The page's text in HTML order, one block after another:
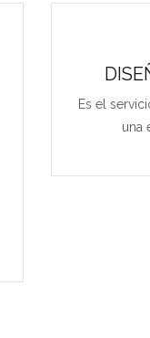
Es el
una